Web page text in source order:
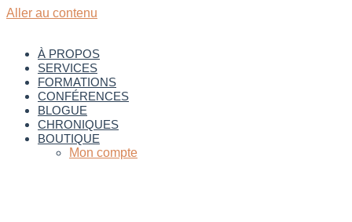
Aller au contenu
À PROPOS
SERVICES
FORMATIONS
CONFÉRENCES
BLOGUE
CHRONIQUES
BOUTIQUE
Mon compte